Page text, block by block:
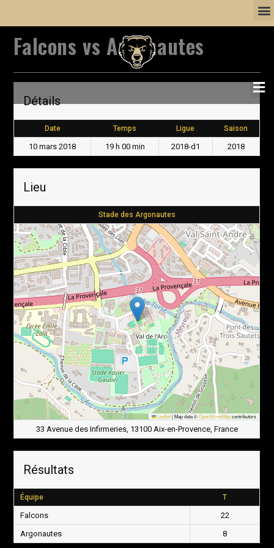
Falcons vs Argonautes
Détails
Date Temps Ligue Saison
10 mars 2018 19 h 00 min 2018-d1 2018
Lieu
Stade des Argonautes
Leaflet |Map data ©OpenStreetMapcontributors
33 Avenue des Infirmeries, 13100 Aix-en-Provence, France
Résultats
Équipe T
Falcons
22
Argonautes
8